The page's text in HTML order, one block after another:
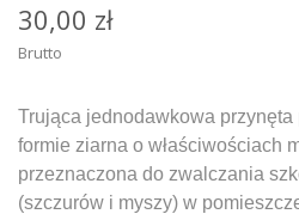
30,00 zł
Brutto
Trująca jednodawkowa przynęta
formie ziarna o właściwościach
przeznaczona do zwalczania
(szczurów i myszy) w